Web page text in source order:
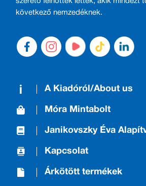
következő nemzedéknek.
A Kiadóról/About us
Móra Mintabolt
Janikovszky Éva
Kapcsolat
Árkötött termékek